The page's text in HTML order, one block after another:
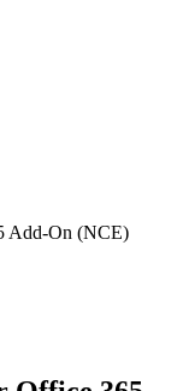
Add-On (NCE)